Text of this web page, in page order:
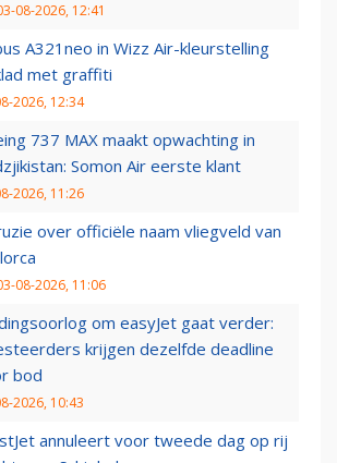
08-2026, 12:41
A321neo in Wizz Air-kleurstelling
met graffiti
2026, 12:34
737 MAX maakt opwachting in
Somon Air eerste klant
2026, 11:26
over officiële naam vliegveld van
08-2026, 11:06
om easyJet gaat verder:
krijgen dezelfde deadline
bod
2026, 10:43
annuleert voor tweede dag op rij